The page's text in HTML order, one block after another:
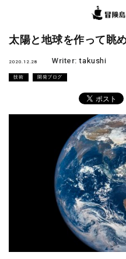
太陽と地球を作って眺
2020.12.28 Writer:takushi
技術 開発ブログ